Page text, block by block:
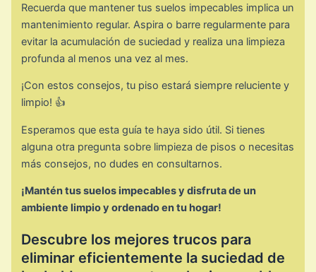
Recuerda que mantener tus suelos impecables implica un
mantenimiento regular. Aspira o barre regularmente para
evitar la acumulación de suciedad y realiza una limpieza
profunda al menos una vez al mes.
¡Con estos consejos, tu piso estará siempre reluciente y
limpio! 👍
Esperamos que esta guía te haya sido útil. Si tienes
alguna otra pregunta sobre limpieza de pisos o necesitas
más consejos, no dudes en consultarnos.
¡Mantén tus suelos impecables y disfruta de un
ambiente limpio y ordenado en tu hogar!
Descubre los mejores trucos para
eliminar eficientemente la suciedad de